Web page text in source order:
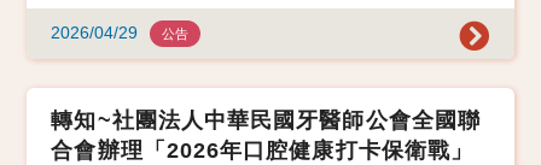
2026/04/29 公告
轉知~社團法人中華民國牙醫師公會全國聯
合會辦理「2026年口腔健康打卡保衛戰」